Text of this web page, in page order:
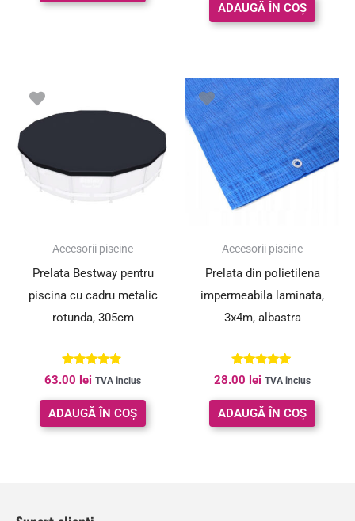
ADAUGĂ ÎN COȘ
Accesorii piscine
Prelata Bestway pentru
piscina cu cadru metalic
rotunda, 305cm
Evaluat la
4.67
din 5
63.00 lei TVA inclus
ADAUGĂ ÎN COȘ
Accesorii piscine
Prelata din polietilena
impermeabila laminata,
3x4m, albastra
Evaluat la
5.00
din 5
28.00 lei TVA inclus
ADAUGĂ ÎN COȘ